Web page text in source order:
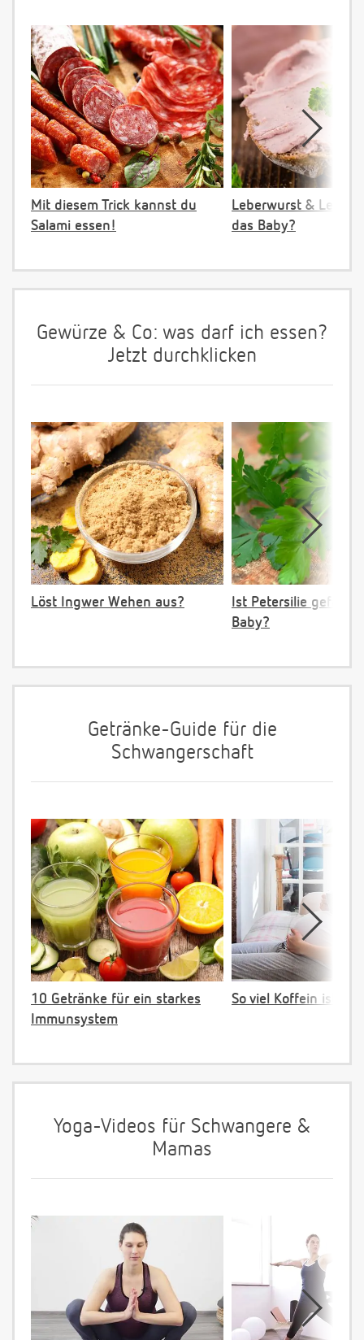
Mit diesem Trick kannst du
Salami essen!
Leberwurst & Leber:
das Baby?
Gewürze & Co: was darf ich essen?
Jetzt durchklicken
Löst Ingwer Wehen aus?
Ist Petersilie
Baby?
Getränke-Guide für die
Schwangerschaft
10 Getränke für ein starkes
Immunsystem
So viel Koffein ist ok!
Yoga-Videos für Schwangere &
Mamas